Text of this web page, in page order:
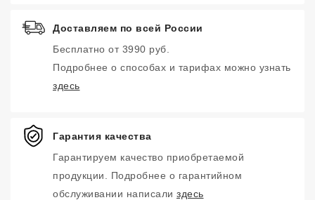
Доставляем по всей России
Бесплатно от 3990 руб.
Подробнее о способах и тарифах можно узнать
здесь
Гарантия качества
Гарантируем качество приобретаемой
продукции. Подробнее о гарантийном
обслуживании написали здесь